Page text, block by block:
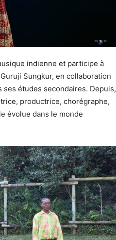
indienne et participe à
Sungkur, en collaboration
ses études secondaires. Depuis,
productrice, chorégraphe,
évolue dans le monde